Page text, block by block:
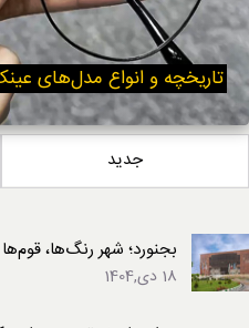
تاریخچه و انواع مدل‌های
جدید
بجنورد؛ شهر رنگ‌ها،
18 دی,1404